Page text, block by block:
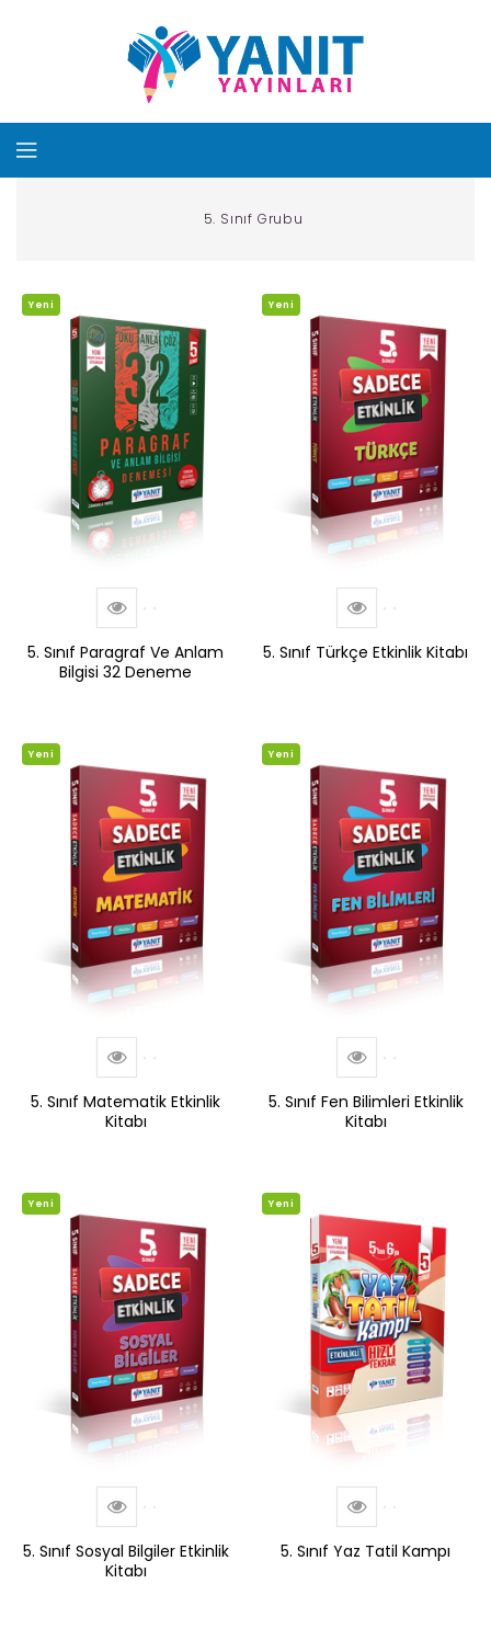
5. Sınıf Grubu
Yeni
5. Sınıf Paragraf Ve Anlam
Bilgisi 32 Deneme
Yeni
5. Sınıf Türkçe Etkinlik Kitabı
Yeni
5. Sınıf Matematik Etkinlik
Kitabı
Yeni
5. Sınıf Fen Bilimleri Etkinlik
Kitabı
Yeni
5. Sınıf Sosyal Bilgiler Etkinlik
Kitabı
Yeni
5. Sınıf Yaz Tatil Kampı